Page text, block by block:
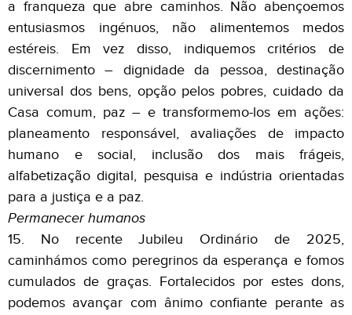
a franqueza que abre caminhos. Não abençoemos
entusiasmos ingénuos, não alimentemos medos
estéreis. Em vez disso, indiquemos critérios de
discernimento – dignidade da pessoa, destinação
universal dos bens, opção pelos pobres, cuidado da
Casa comum, paz – e transformemo-los em ações:
planeamento responsável, avaliações de impacto
humano e social, inclusão dos mais frágeis,
alfabetização digital, pesquisa e indústria orientadas
para a justiça e a paz.
Permanecer humanos
15. No recente Jubileu Ordinário de 2025,
caminhámos como peregrinos da esperança e fomos
cumulados de graças. Fortalecidos por estes dons,
podemos avançar com ânimo confiante perante as